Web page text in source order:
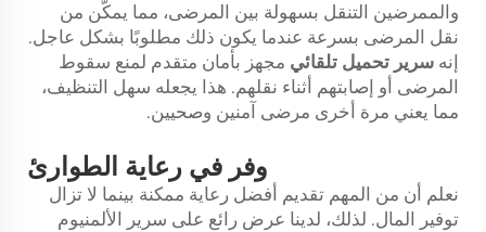
والممرضين التنقل بسهولة بين المرضى، مما يمكّن من
نقل المرضى بسرعة عندما يكون ذلك مطلوبًا بشكل عاجل.
إنه سرير تحميل تلقائي مجهز بأمان متقدم لمنع سقوط
المرضى أو إصابتهم أثناء نقلهم. هذا يجعله سهل التنظيف،
مما يعني مرة أخرى مرضى آمنين وصحيين.
وفر في رعاية الطوارئ
نعلم أن من المهم تقديم أفضل رعاية ممكنة بينما لا تزال
توفير المال. لذلك، لدينا عرض رائع على سرير الألمنيوم